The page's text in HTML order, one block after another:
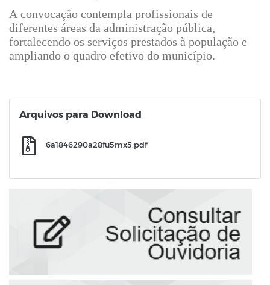
A convocação contempla profissionais de
diferentes áreas da administração pública,
fortalecendo os serviços prestados à população e
ampliando o quadro efetivo do município.
Arquivos para Download
6a1846290a28fu5mx5.pdf